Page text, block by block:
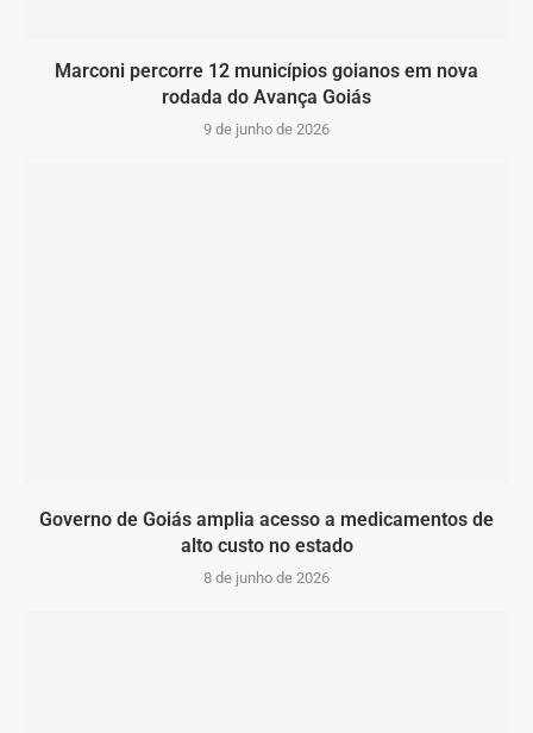
Marconi percorre 12 municípios goianos em nova
rodada do Avança Goiás
9 de junho de 2026
Governo de Goiás amplia acesso a medicamentos de
alto custo no estado
8 de junho de 2026